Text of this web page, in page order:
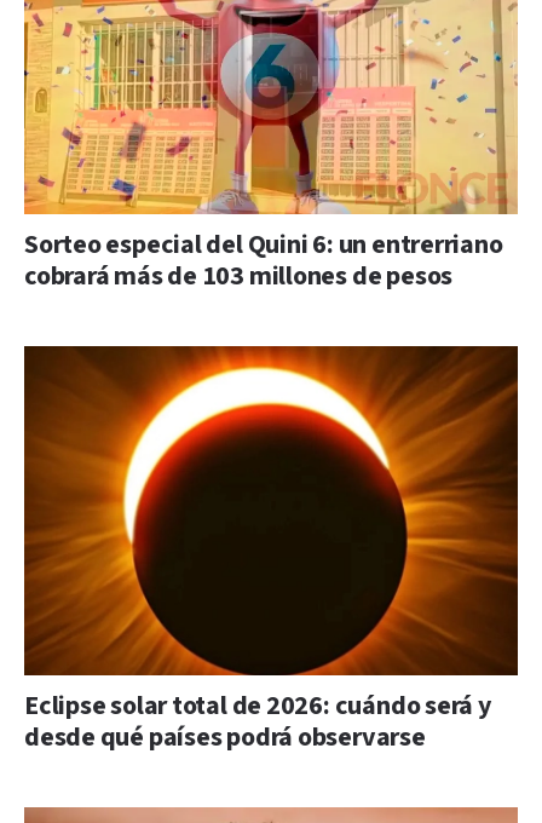
Sorteo especial del Quini 6: un entrerriano
cobrará más de 103 millones de pesos
Eclipse solar total de 2026: cuándo será y
desde qué países podrá observarse